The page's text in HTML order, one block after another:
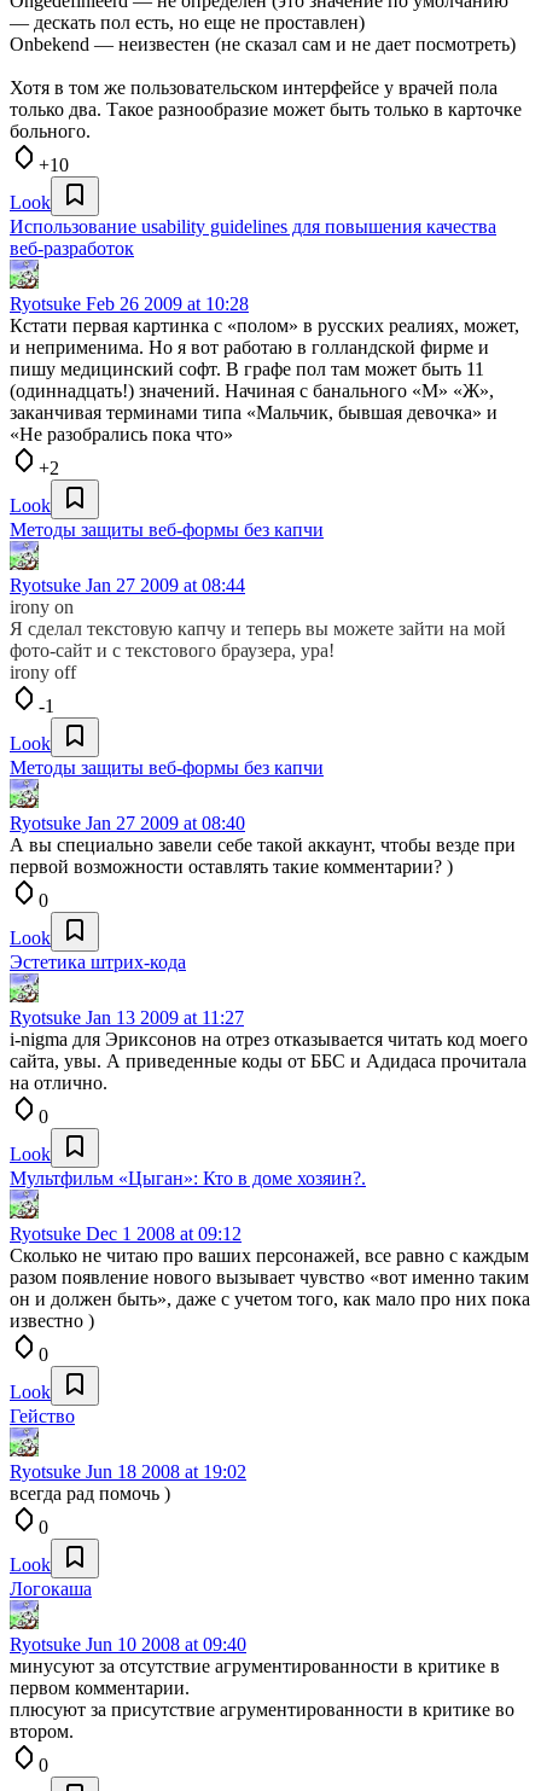
— дескать пол есть, но еще не проставлен)
Onbekend — неизвестен (не сказал сам и не дает посмотреть)
Хотя в том же пользовательском интерфейсе у врачей пола
только два. Такое разнообразие может быть только в карточке
больного.
+10
Look
Использование usability guidelines для повышения качества
веб-разработок
Ryotsuke Feb 26 2009 at 10:28
Кстати первая картинка с «полом» в русских реалиях, может,
и неприменима. Но я вот работаю в голландской фирме и
пишу медицинский софт. В графе пол там может быть 11
(одиннадцать!) значений. Начиная с банального «М» «Ж»,
заканчивая терминами типа «Мальчик, бывшая девочка» и
«Не разобрались пока что»
+2
Look
Методы защиты веб-формы без капчи
Ryotsuke Jan 27 2009 at 08:44
irony on
Я сделал текстовую капчу и теперь вы можете зайти на мой
фото-сайт и с текстового браузера, ура!
irony off
-1
Look
Методы защиты веб-формы без капчи
Ryotsuke Jan 27 2009 at 08:40
А вы специально завели себе такой аккаунт, чтобы везде при
первой возможности оставлять такие комментарии? )
0
Look
Эстетика штрих-кода
Ryotsuke Jan 13 2009 at 11:27
i-nigma для Эриксонов на отрез отказывается читать код моего
сайта, увы. А приведенные коды от ББС и Адидаса прочитала
на отлично.
0
Look
Мультфильм «Цыган»: Кто в доме хозяин?.
Ryotsuke Dec 1 2008 at 09:12
Сколько не читаю про ваших персонажей, все равно с каждым
разом появление нового вызывает чувство «вот именно таким
он и должен быть», даже с учетом того, как мало про них пока
известно )
0
Look
Гейство
Ryotsuke Jun 18 2008 at 19:02
всегда рад помочь )
0
Look
Логокаша
Ryotsuke Jun 10 2008 at 09:40
минусуют за отсутствие агрументированности в критике в
первом комментарии.
плюсуют за присутствие агрументированности в критике во
втором.
0